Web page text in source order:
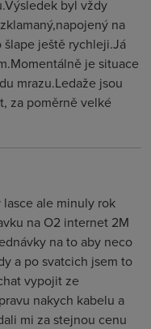
byl vždy
na
šlape ještě rychleji.Já
je situace
mrazu.Ledaže jsou
za poměrně velké
ale minuly rok
na O2 internet 2M
na to aby neco
a po svatcich jsem to
vypojit ze
nakych kabelu a
mi za stejnou cenu